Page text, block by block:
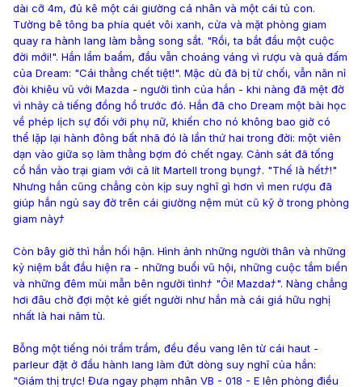
dài cỡ 4m, đủ kê một cái giường cá nhân và một cái tủ con.
Tường bê tông ba phía quét vôi xanh, cửa và mặt phòng giam
quay ra hành lang làm bằng song sắt. "Rồi, ta bắt đầu một cuộc
đời mới!". Hắn lẩm baẩm, đầu vẫn choáng váng vì rượu và quả đấm
của Dream: "Cái thằng chết tiệt!". Mặc dù đã bị từ chối, vẫn năn nỉ
đòi khiêu vũ với Mazda - người tình của hắn - khi nàng đã mệt đờ
vì nhảy cả tiếng đồng hồ trước đó. Hắn đã cho Dream một bài học
về phép lịch sự đối với phụ nữ, khiến cho nó không bao giờ có
thể lặp lại hành đông bất nhã đó là lần thứ hai trong đời: một viên
dạn vào giữa sọ làm thằng bợm đó chết ngay. Cảnh sát đã tống
cổ hắn vào trại giam với cả lít Martell trong bụngﾅ. "Thế là hếtﾅ!"
Nhưng hắn cũng chẳng còn kịp suy nghĩ gì hơn vì men rượu đã
giúp hắn ngủ say đờ trên cái giường nệm mút cũ kỹ ở trong phòng
giam nàyﾅ
Còn bây giờ thì hắn hối hận. Hình ảnh những người thân và những
kỷ niệm bắt đầu hiện ra - những buổi vũ hội, những cuộc tắm biển
và những đêm mùi mẫn bên người tìnhﾅ "Ôi! Mazdaﾅ". Nàng chẳng
hơi đâu chờ đợi một kẻ giết người như hắn mà cái giá hữu nghị
nhất là hai năm tù.
Bỗng một tiếng nói trầm trầm, đều đều vang lên từ cái haut -
parleur đặt ở đầu hành lang làm đứt dòng suy nghĩ của hắn:
"Giám thị trực! Đưa ngay phạm nhân VB - 018 - E lên phòng điều